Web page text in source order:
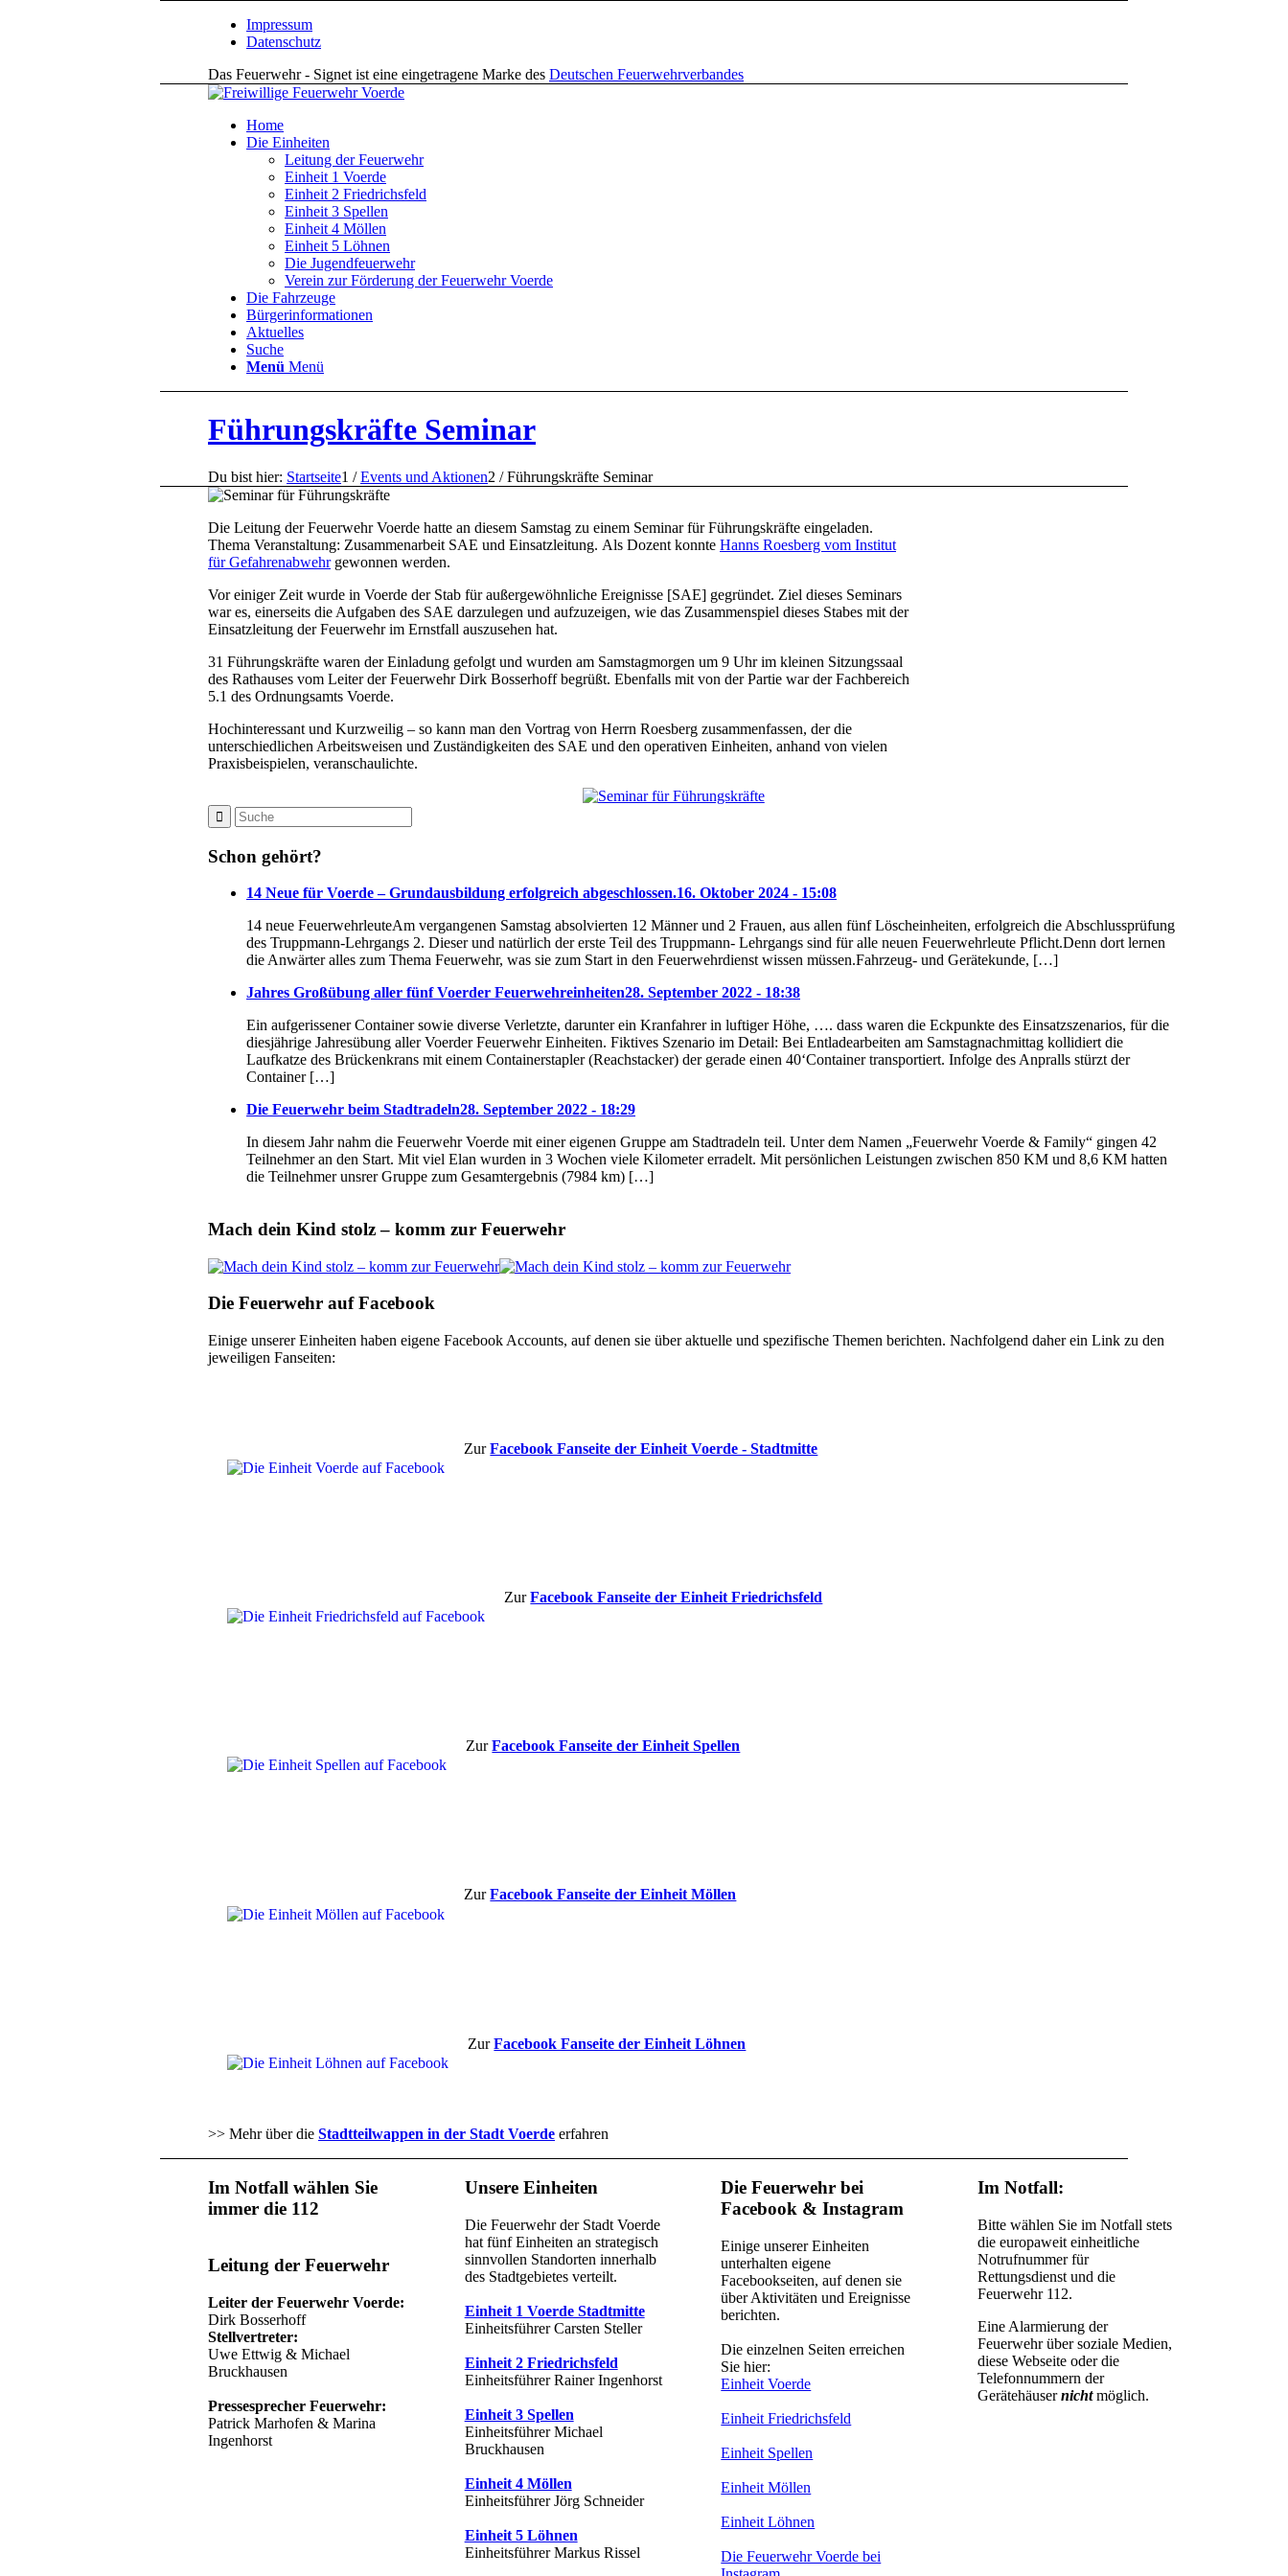
Impressum
Datenschutz
Das Feuerwehr - Signet ist eine eingetragene Marke des Deutschen Feuerwehrverbandes
Home
Die Einheiten
Leitung der Feuerwehr
Einheit 1 Voerde
Einheit 2 Friedrichsfeld
Einheit 3 Spellen
Einheit 4 Möllen
Einheit 5 Löhnen
Die Jugendfeuerwehr
Verein zur Förderung der Feuerwehr Voerde
Die Fahrzeuge
Bürgerinformationen
Aktuelles
Suche
Menü Menü
Führungskräfte Seminar
Du bist hier: Startseite1 / Events und Aktionen2 / Führungskräfte Seminar
Die Leitung der Feuerwehr Voerde hatte an diesem Samstag zu einem Seminar für Führungskräfte eingeladen.
Thema Veranstaltung: Zusammenarbeit SAE und Einsatzleitung. Als Dozent konnte Hanns Roesberg vom Institut
für Gefahrenabwehrgewonnen werden.
Vor einiger Zeit wurde in Voerde der Stab für außergewöhnliche Ereignisse [SAE] gegründet. Ziel dieses Seminars
war es, einerseits die Aufgaben des SAE darzulegen und aufzuzeigen, wie das Zusammenspiel dieses Stabes mit der
Einsatzleitung der Feuerwehr im Ernstfall auszusehen hat.
31 Führungskräfte waren der Einladung gefolgt und wurden am Samstagmorgen um 9 Uhr im kleinen Sitzungssaal
des Rathauses vom Leiter der Feuerwehr Dirk Bosserhoff begrüßt. Ebenfalls mit von der Partie war der Fachbereich
5.1 des Ordnungsamts Voerde.
Hochinteressant und Kurzweilig – so kann man den Vortrag von Herrn Roesberg zusammenfassen, der die
unterschiedlichen Arbeitsweisen und Zuständigkeiten des SAE und den operativen Einheiten, anhand von vielen
Praxisbeispielen, veranschaulichte.
Schon gehört?
14 Neue für Voerde – Grundausbildung erfolgreich abgeschlossen.16. Oktober 2024 - 15:08
14 neue FeuerwehrleuteAm vergangenen Samstag absolvierten 12 Männer und 2 Frauen, aus allen fünf Löscheinheiten, erfolgreich die Abschlussprüfung
des Truppmann-Lehrgangs 2. Dieser und natürlich der erste Teil des Truppmann- Lehrgangs sind für alle neuen Feuerwehrleute Pflicht.Denn dort lernen
die Anwärter alles zum Thema Feuerwehr, was sie zum Start in den Feuerwehrdienst wissen müssen.Fahrzeug- und Gerätekunde, […]
Jahres Großübung aller fünf Voerder Feuerwehreinheiten28. September 2022 - 18:38
Ein aufgerissener Container sowie diverse Verletzte, darunter ein Kranfahrer in luftiger Höhe, …. dass waren die Eckpunkte des Einsatzszenarios, für die
diesjährige Jahresübung aller Voerder Feuerwehr Einheiten. Fiktives Szenario im Detail: Bei Entladearbeiten am Samstagnachmittag kollidiert die
Laufkatze des Brückenkrans mit einem Containerstapler (Reachstacker) der gerade einen 40‘Container transportiert. Infolge des Anpralls stürzt der
Container […]
Die Feuerwehr beim Stadtradeln28. September 2022 - 18:29
In diesem Jahr nahm die Feuerwehr Voerde mit einer eigenen Gruppe am Stadtradeln teil. Unter dem Namen „Feuerwehr Voerde & Family“ gingen 42
Teilnehmer an den Start. Mit viel Elan wurden in 3 Wochen viele Kilometer erradelt. Mit persönlichen Leistungen zwischen 850 KM und 8,6 KM hatten
die Teilnehmer unsrer Gruppe zum Gesamtergebnis (7984 km) […]
Mach dein Kind stolz – komm zur Feuerwehr
Die Feuerwehr auf Facebook
Einige unserer Einheiten haben eigene Facebook Accounts, auf denen sie über aktuelle und spezifische Themen berichten. Nachfolgend daher ein Link zu den
jeweiligen Fanseiten:
ZurFacebook Fanseite der Einheit Voerde - Stadtmitte
ZurFacebook Fanseite der Einheit Friedrichsfeld
ZurFacebook Fanseite der Einheit Spellen
ZurFacebook Fanseite der Einheit Möllen
ZurFacebook Fanseite der Einheit Löhnen
>> Mehr über die Stadtteilwappen in der Stadt Voerde erfahren
Im Notfall wählen Sie
immer die 112
Leitung der Feuerwehr
Leiter der Feuerwehr Voerde:
Dirk Bosserhoff
Stellvertreter:
Uwe Ettwig & Michael
Bruckhausen
Pressesprecher Feuerwehr:
Patrick Marhofen & Marina
Ingenhorst
Unsere Einheiten
Die Feuerwehr der Stadt Voerde
hat fünf Einheiten an strategisch
sinnvollen Standorten innerhalb
des Stadtgebietes verteilt.
Einheit 1 Voerde Stadtmitte
Einheitsführer Carsten Steller
Einheit 2 Friedrichsfeld
Einheitsführer Rainer Ingenhorst
Einheit 3 Spellen
Einheitsführer Michael
Bruckhausen
Einheit 4 Möllen
Einheitsführer Jörg Schneider
Einheit 5 Löhnen
Einheitsführer Markus Rissel
Die Feuerwehr bei
Facebook & Instagram
Einige unserer Einheiten
unterhalten eigene
Facebookseiten, auf denen sie
über Aktivitäten und Ereignisse
berichten.
Die einzelnen Seiten erreichen
Sie hier:
Einheit Voerde
Einheit Friedrichsfeld
Einheit Spellen
Einheit Möllen
Einheit Löhnen
Die Feuerwehr Voerde bei
Im Notfall:
Bitte wählen Sie im Notfall stets
die europaweit einheitliche
Notrufnummer für
Rettungsdienst und die
Feuerwehr 112.
Eine Alarmierung der
Feuerwehr über soziale Medien,
diese Webseite oder die
Telefonnummern der
Gerätehäusernichtmöglich.